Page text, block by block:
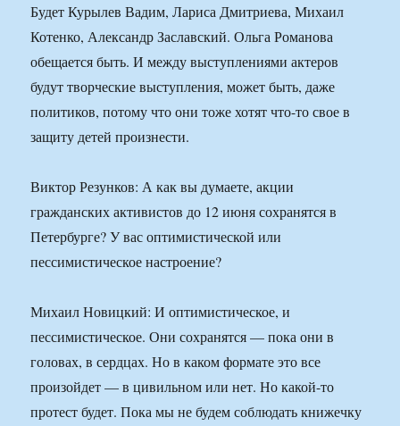
Будет Курылев Вадим, Лариса Дмитриева, Михаил
Котенко, Александр Заславский. Ольга Романова
обещается быть. И между выступлениями актеров
будут творческие выступления, может быть, даже
политиков, потому что они тоже хотят что-то свое в
защиту детей произнести.
Виктор Резунков: А как вы думаете, акции
гражданских активистов до 12 июня сохранятся в
Петербурге? У вас оптимистической или
пессимистическое настроение?
Михаил Новицкий: И оптимистическое, и
пессимистическое. Они сохранятся — пока они в
головах, в сердцах. Но в каком формате это все
произойдет — в цивильном или нет. Но какой-то
протест будет. Пока мы не будем соблюдать книжечку